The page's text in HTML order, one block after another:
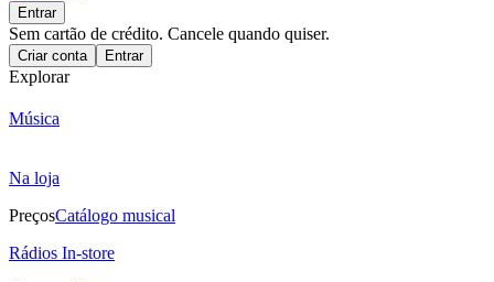
Entrar
Sem cartão de crédito. Cancele quando quiser.
Criar conta Entrar
Explorar
Música
Na loja
PreçosCatálogo musical
Rádios In-store